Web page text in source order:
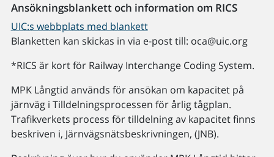
Ansökningsblankett och information om RICS
UIC:s webbplats med blankett
Blanketten kan skickas in via e-post till: oca@uic.org
*RICS är kort för Railway Interchange Coding System.
MPK Långtid används för ansökan om kapacitet på
järnväg i Tilldelningsprocessen för årlig tågplan.
Trafikverkets process för tilldelning av kapacitet finns
beskriven i, Järnvägsnätsbeskrivningen, (JNB).